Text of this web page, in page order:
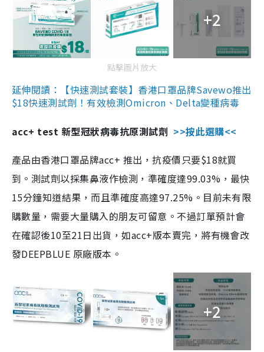
+2
點擊圖片放大
延伸閱讀：【快速測試套裝】香港口罩品牌Savewo推出
$18快速測試劑！有效檢測Omicron、Delta變種病毒
acc+ test 新型冠狀病毒抗原測試劑 >>按此選購<<
產品由香港口罩品牌acc+ 推出，抗疫價只要$18就買
到。測試劑以採集鼻液作檢測，準確度達99.03%，最快
15分鐘知道結果，而且準確度高達97.25%。目前未有限
購數量，需要大量購入的朋友可留意。不過訂單預計會
在確認後10至21日出貨，如acc+版本賣完，將有機會改
發DEEPBLUE 原廠版本。
+2